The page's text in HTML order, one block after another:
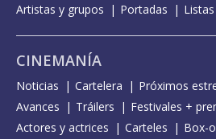
Artistas y grupos
Portadas Listas
CINEMANÍA
Noticias Cartelera Próximos
Avances
Tráilers
Festivales +
Actores y actrices
Carteles Box-